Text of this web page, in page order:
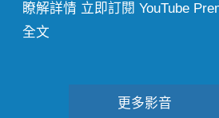
瞭解詳情 立即訂閱 YouTube
全文
更多影音